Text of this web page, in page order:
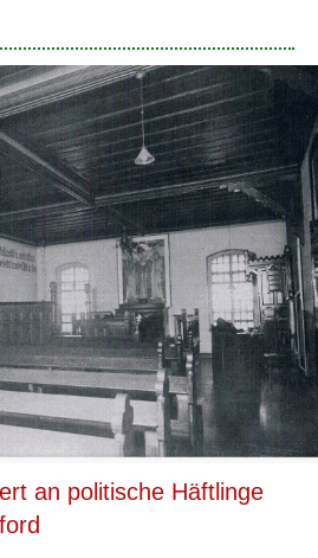
an politische Häftlinge